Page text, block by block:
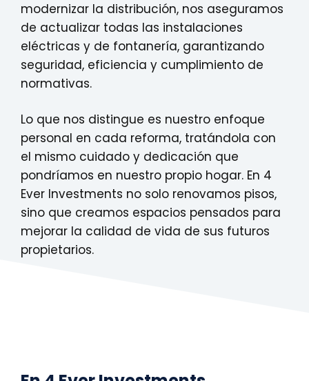
modernizar la distribución, nos aseguramos
de actualizar todas las instalaciones
eléctricas y de fontanería, garantizando
seguridad, eficiencia y cumplimiento de
normativas.
Lo que nos distingue es nuestro enfoque
personal en cada reforma, tratándola con
el mismo cuidado y dedicación que
pondríamos en nuestro propio hogar. En 4
Ever Investments no solo renovamos pisos,
sino que creamos espacios pensados para
mejorar la calidad de vida de sus futuros
propietarios.